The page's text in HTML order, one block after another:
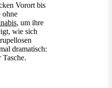
Vorort bis
ohne
, um ihre
wie sich
dramatisch:
Tasche.